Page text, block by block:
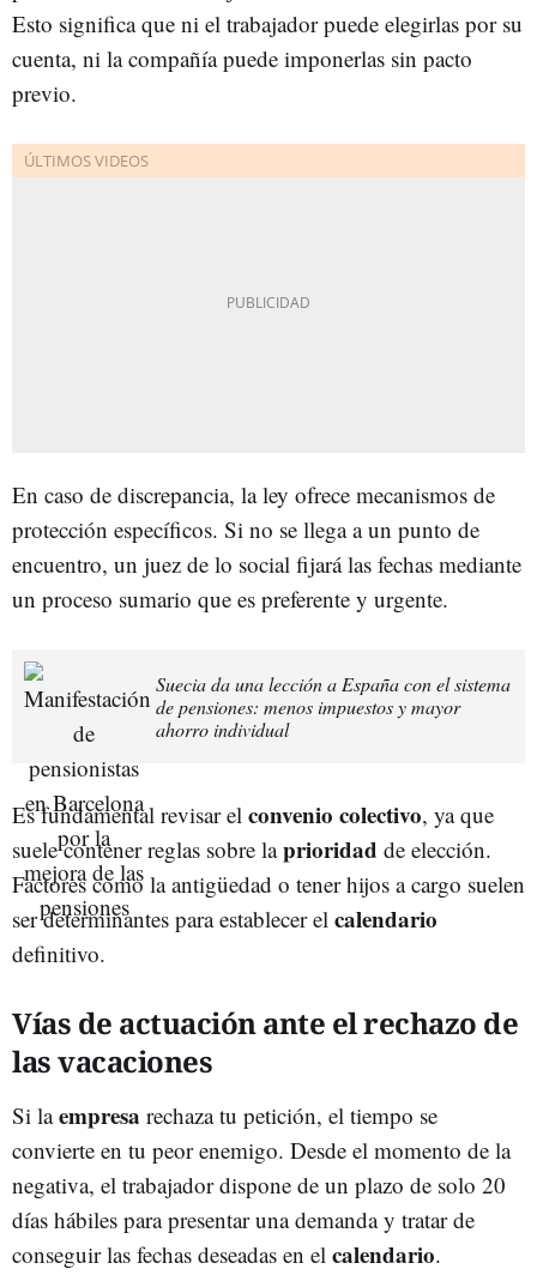
Esto significa que ni el trabajador puede elegirlas por su
cuenta, ni la compañía puede imponerlas sin pacto
previo.
En caso de discrepancia, la ley ofrece mecanismos de
protección específicos. Si no se llega a un punto de
encuentro, un juez de lo social fijará las fechas mediante
un proceso sumario que es preferente y urgente.
Suecia da una lección a España con el sistema
de pensiones: menos impuestos y mayor
ahorro individual
Es fundamental revisar el convenio colectivo, ya que
suele contener reglas sobre laprioridad de elección.
Factores como la antigüedad o tener hijos a cargo suelen
ser determinantes para establecer el calendario
definitivo.
Vías de actuación ante el rechazo de
las vacaciones
Si laempresa rechaza tu petición, el tiempo se
convierte en tu peor enemigo. Desde el momento de la
negativa, el trabajador dispone de un plazo de solo 20
días hábiles para presentar una demanda y tratar de
conseguir las fechas deseadas en el calendario.